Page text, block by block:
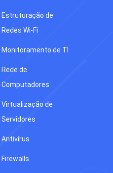
Estruturação de
Redes Wi-Fi
Monitoramento de TI
Rede de
Computadores
Virtualização de
Servidores
Antivírus
Firewalls